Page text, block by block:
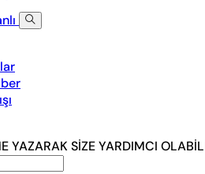
YAZARAK SİZE YARDIMCI